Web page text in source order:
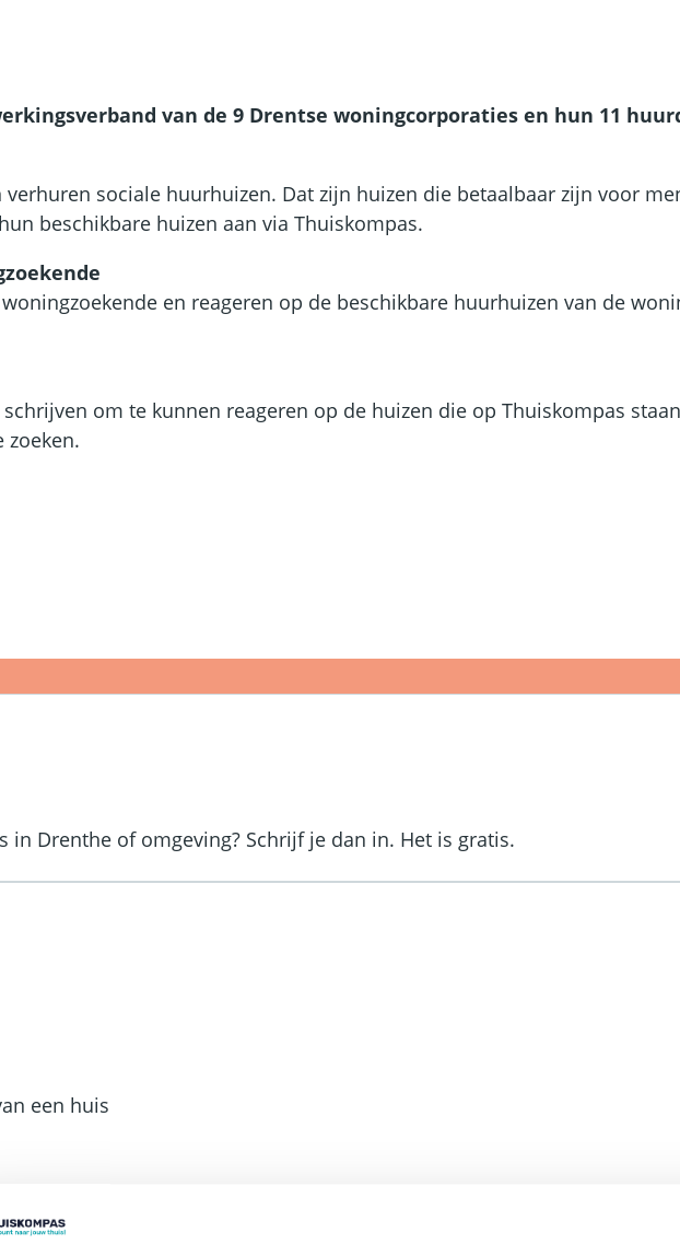
van de 9 Drentse woningcorporaties en hun 11
sociale huurhuizen. Dat zijn huizen die betaalbaar zijn voor
beschikbare huizen aan via Thuiskompas.
en reageren op de beschikbare huurhuizen van de
om te kunnen reageren op de huizen die op Thuiskompas
zoeken.
in Drenthe of omgeving? Schrijf je dan in. Het is gratis.
een huis